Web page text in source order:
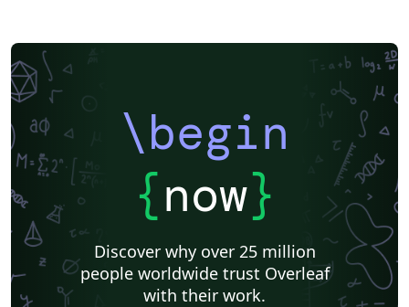
\begin
{now}
Discover why over 25 million
people worldwide trust Overleaf
with their work.